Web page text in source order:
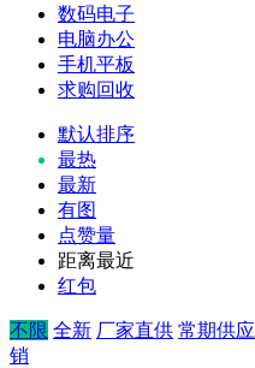
数码电子
电脑办公
手机平板
求购回收
默认排序
最热
最新
有图
点赞量
距离最近
红包
不限 全新 厂家直供 常期供应
销